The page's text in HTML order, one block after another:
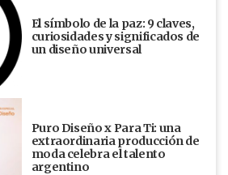
El símbolo de la paz: 9 claves,
curiosidades y significados de
un diseño universal
Puro Diseño x Para Ti: una
extraordinaria producción de
moda celebra el talento
argentino